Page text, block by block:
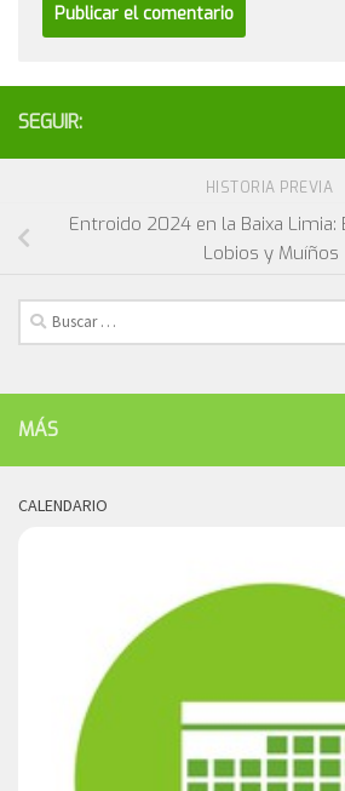
SEGUIR:
HISTORIA PREVIA
Entroido 2024 en la Baixa Limia:
Lobios y Muíños
Buscar:
MÁS
CALENDARIO